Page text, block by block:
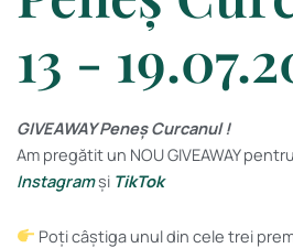
13 -
GIVEAWAY Peneș Curcanul !
Am pregătit un NOU GIVEAWAY
Instagramși TikTok
Poți câștiga unul din cele trei